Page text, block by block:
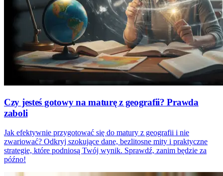
Czy jesteś gotowy na maturę z geografii? Prawda
zaboli
Jak efektywnie przygotować się do matury z geografii i nie
zwariować? Odkryj szokujące dane, bezlitosne mity i praktyczne
strategie, które podniosą Twój wynik. Sprawdź, zanim będzie za
późno!